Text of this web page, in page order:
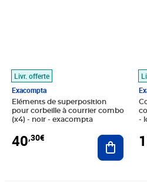
Livr. offerte
Exacompta
Eléments de superposition
pour corbeille à courrier combo
(x4) - noir - exacompta
40,30€ Ajouter
-